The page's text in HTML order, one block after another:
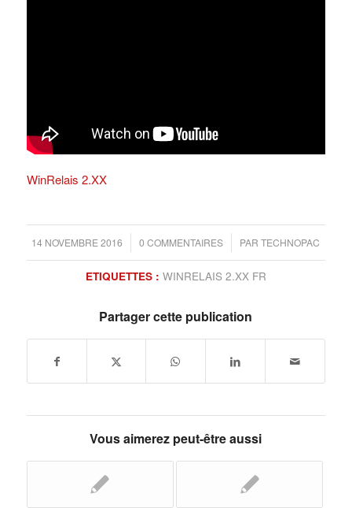
WinRelais 2.XX
14 NOVEMBRE 2016
/ 0 COMMENTAIRES
/ PARTECHNOPAC
ETIQUETTES : WINRELAIS 2.XX FR
Partager cette publication
Vous aimerez peut-être aussi